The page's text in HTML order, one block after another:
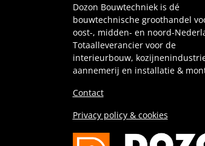
Dozon Bouwtechniek is dé
bouwtechnische groothandel
oost-, midden- en noord-
Totaalleverancier voor de
interieurbouw,
aannemerij en installatie &
Contact
Privacy policy & cookies